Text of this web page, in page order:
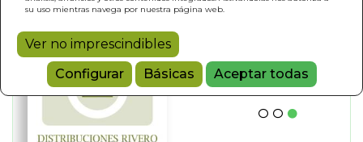
su uso mientras navega por nuestra página web.
Ver no imprescindibles
Configurar
Básicas Aceptar todas
AL RESCATE DEL ALMA
25,00€